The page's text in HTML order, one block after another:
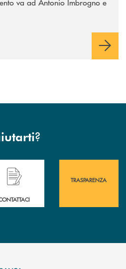
va ad Antonio Imbrogno e
?
delle&nbsp; filiali&nbsp; di Banca
bisogno di assistenza immediata?
TRASPARENZA